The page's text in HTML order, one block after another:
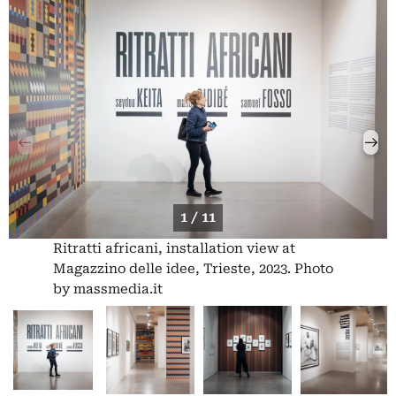
1 / 11
Ritratti africani, installation view at
Magazzino delle idee, Trieste, 2023. Photo
by massmedia.it